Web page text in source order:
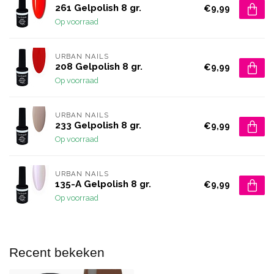
261 Gelpolish 8 gr.
Op voorraad
€9,99
URBAN NAILS
208 Gelpolish 8 gr.
Op voorraad
€9,99
URBAN NAILS
233 Gelpolish 8 gr.
Op voorraad
€9,99
URBAN NAILS
135-A Gelpolish 8 gr.
Op voorraad
€9,99
Recent bekeken